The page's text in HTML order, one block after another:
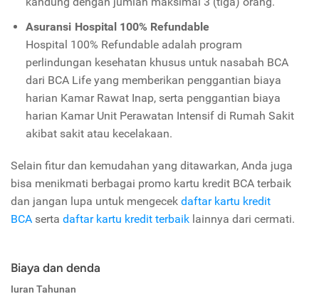
Asuransi Hospital 100% Refundable
Hospital 100% Refundable adalah program
perlindungan kesehatan khusus untuk nasabah BCA
dari BCA Life yang memberikan penggantian biaya
harian Kamar Rawat Inap, serta penggantian biaya
harian Kamar Unit Perawatan Intensif di Rumah Sakit
akibat sakit atau kecelakaan.
Selain fitur dan kemudahan yang ditawarkan, Anda juga
bisa menikmati berbagai promo kartu kredit BCA terbaik
dan jangan lupa untuk mengecek daftar kartu kredit
BCA serta daftar kartu kredit terbaik lainnya dari cermati.
Biaya dan denda
Iuran Tahunan